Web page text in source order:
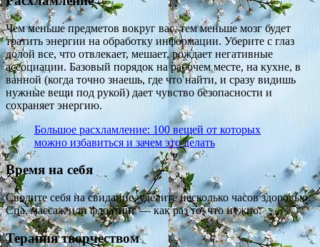
Чем меньше предметов вокруг вас, тем меньше мозг будет
тратить энергии на обработку информации. Уберите с глаз
долой все, что отвлекает, мешает, рождает негативные
ассоциации. Базовый порядок на рабочем месте, на кухне, в
ванной (когда точно знаешь, где что найти, и сразу видишь
нужные вещи под рукой) дает чувство безопасности и
сохраняет энергию.
Большое расхламление: 100 вещей от которых
можно избавиться и зачем это делать
Время на себя
Сводите себя на свидание, уделите несколько часов здоровью.
Спа, массаж или флоатинг — как раз то, что нужно.
Терапия творчеством